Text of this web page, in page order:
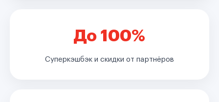
До 100%
Суперкэшбэк и скидки от партнёров